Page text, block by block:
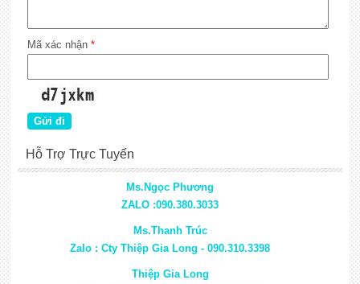
Mã xác nhận *
Hỗ Trợ Trực Tuyến
Ms.Ngọc Phương
ZALO :090.380.3033
Ms.Thanh Trúc
Zalo : Cty Thiệp Gia Long - 090.310.3398
Thiệp Gia Long